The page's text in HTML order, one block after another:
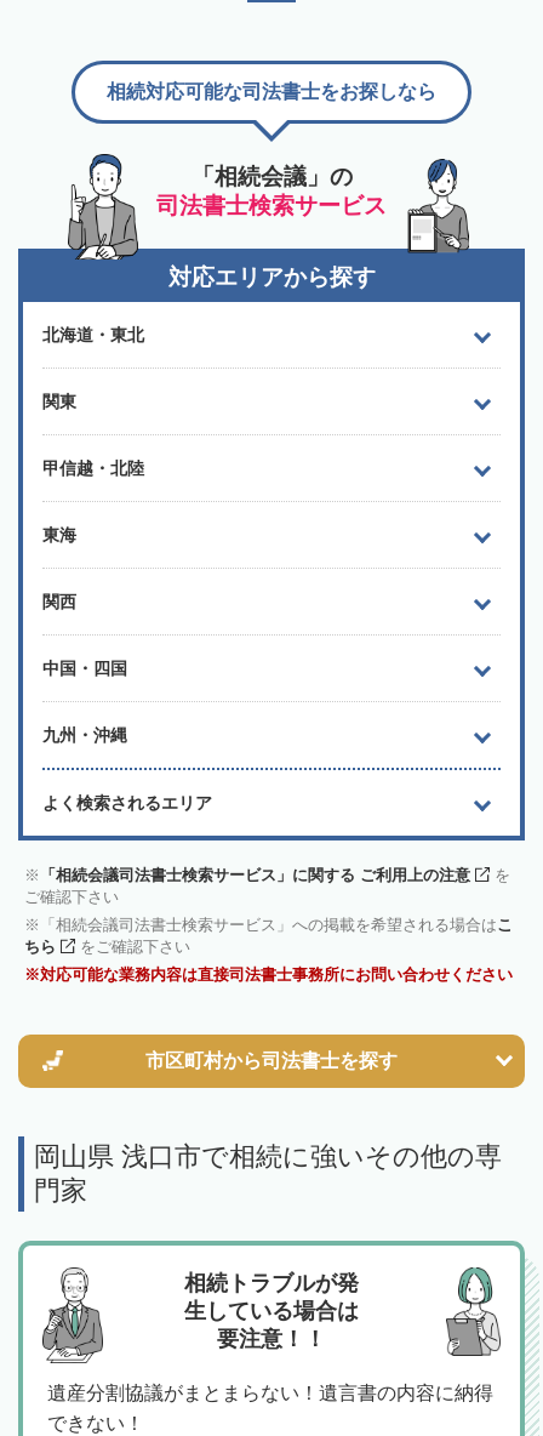
「相続会議」の
司法書士検索サービス
相続対応可能な司法書士をお探しなら
対応エリアから探す
北海道・東北
関東
甲信越・北陸
東海
関西
中国・四国
九州・沖縄
よく検索されるエリア
「相続会議司法書士検索サービス」に関する ご利用上の注意
を
ご確認下さい
「相続会議司法書士検索サービス」への掲載を希望される場合はこ
ちら
をご確認下さい
対応可能な業務内容は直接司法書士事務所にお問い合わせください
市区町村から司法書士を探す
岡山県 浅口市で相続に強いその他の専
門家
相続トラブルが発
生している場合は
要注意！！
遺産分割協議がまとまらない！遺言書の内容に納得
できない！